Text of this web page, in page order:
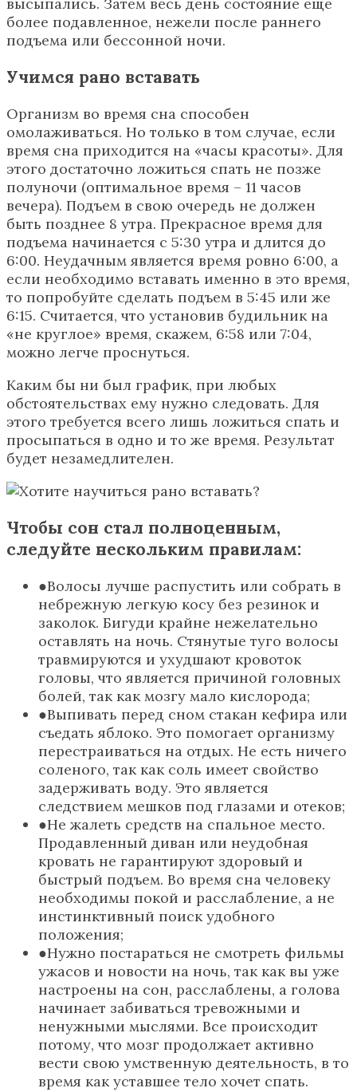
более подавленное, нежели после раннего
подъема или бессонной ночи.
Учимся рано вставать
Организм во время сна способен
омолаживаться. Но только в том случае, если
время сна приходится на «часы красоты». Для
этого достаточно ложиться спать не позже
полуночи (оптимальное время – 11 часов
вечера). Подъем в свою очередь не должен
быть позднее 8 утра. Прекрасное время для
подъема начинается с 5:30 утра и длится до
6:00. Неудачным является время ровно 6:00, а
если необходимо вставать именно в это время,
то попробуйте сделать подъем в 5:45 или же
6:15. Считается, что установив будильник на
«не круглое» время, скажем, 6:58 или 7:04,
можно легче проснуться.
Каким бы ни был график, при любых
обстоятельствах ему нужно следовать. Для
этого требуется всего лишь ложиться спать и
просыпаться в одно и то же время. Результат
будет незамедлителен.
Чтобы сон стал полноценным,
следуйте нескольким правилам:
Волосы лучше распустить или собрать в
небрежную легкую косу без резинок и
заколок. Бигуди крайне нежелательно
оставлять на ночь. Стянутые туго волосы
травмируются и ухудшают кровоток
головы, что является причиной головных
болей, так как мозгу мало кислорода;
Выпивать перед сном стакан кефира или
съедать яблоко. Это помогает организму
перестраиваться на отдых. Не есть ничего
соленого, так как соль имеет свойство
задерживать воду. Это является
следствием мешков под глазами и отеков;
Не жалеть средств на спальное место.
Продавленный диван или неудобная
кровать не гарантируют здоровый и
быстрый подъем. Во время сна человеку
необходимы покой и расслабление, а не
инстинктивный поиск удобного
положения;
Нужно постараться не смотреть фильмы
ужасов и новости на ночь, так как вы уже
настроены на сон, расслаблены, а голова
начинает забиваться тревожными и
ненужными мыслями. Все происходит
потому, что мозг продолжает активно
вести свою умственную деятельность, в то
время как уставшее тело хочет спать.